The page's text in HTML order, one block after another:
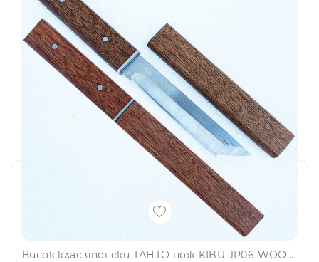
Висок клас японски ТАНТО нож KIBU JP06 WOOD, D2 steel, HRC 58-60, 26 см, луксозна подаръчна кутия